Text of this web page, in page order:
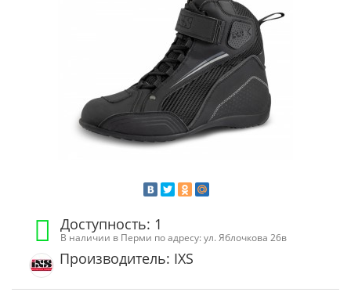
Доступность: 1
В наличии в Перми по адресу: ул. Яблочкова 26в
Производитель: IXS